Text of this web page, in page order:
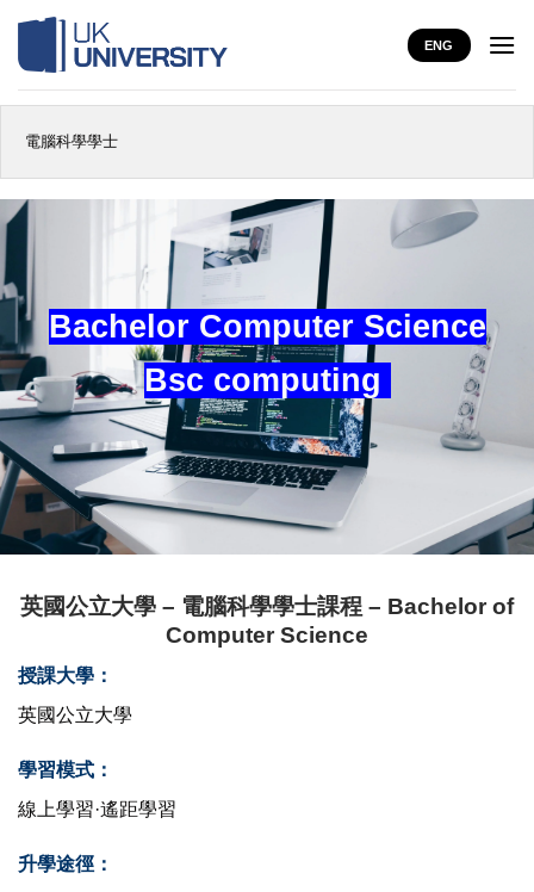
content
ENG
電腦科學學士
Bachelor Computer Science
Bsc computing
英國公立大學 – 電腦科學學士課程 – Bachelor of
Computer Science
授課大學：
英國公立大學
學習模式：
線上學習·遙距學習
升學途徑：